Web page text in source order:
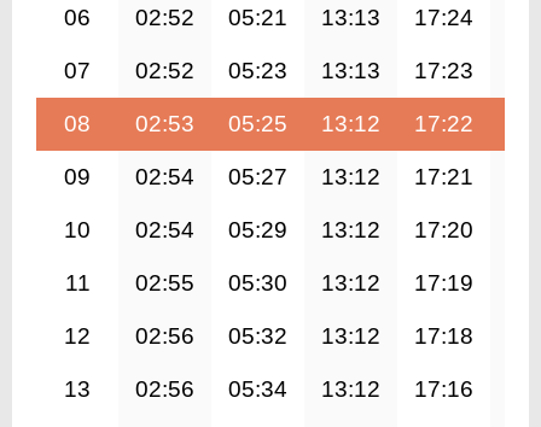
06 02:52 05:21 13:13 17:24
07 02:52 05:23 13:13 17:23
08 02:53 05:25 13:12 17:22
09 02:54 05:27 13:12 17:21
10 02:54 05:29 13:12 17:20
11 02:55 05:30 13:12 17:19
12 02:56 05:32 13:12 17:18
13 02:56 05:34 13:12 17:16